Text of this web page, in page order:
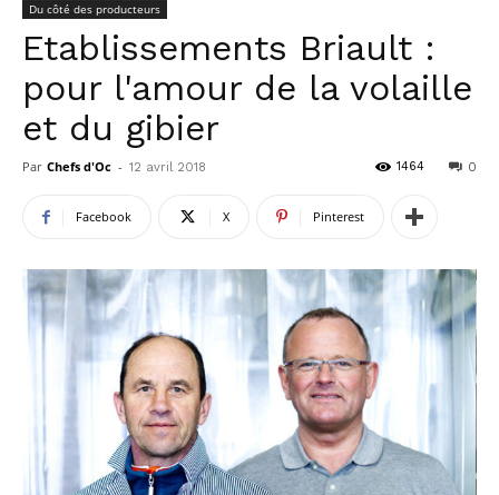
Du côté des producteurs
Etablissements Briault :
pour l'amour de la volaille
et du gibier
Par Chefs d'Oc - 12 avril 2018 0
1464
Facebook X Pinterest